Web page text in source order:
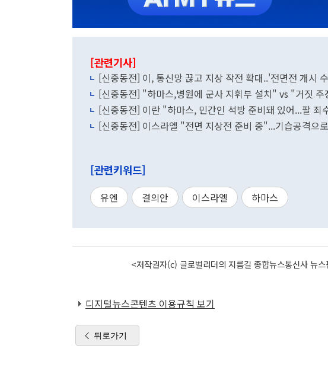
[관련기사]
[신중동전] 이, 통신망 끊고 지상 작전 확대..'전면전 개시
[신중동전] "하마스,병원에 군사 지휘부 설치" vs "거짓 주
[신중동전] 이란 "하마스, 민간인 석방 준비돼 있어...팔 죄
[신중동전] 이스라엘 "전면 지상전 준비 중"...기습공격으
[관련키워드]
유엔 결의안 이스라엘 하마스
<저작권자(c) 글로벌리더의 지름길 종합뉴스통신사 뉴
디지털뉴스콘텐츠 이용규칙 보기
뒤로가기